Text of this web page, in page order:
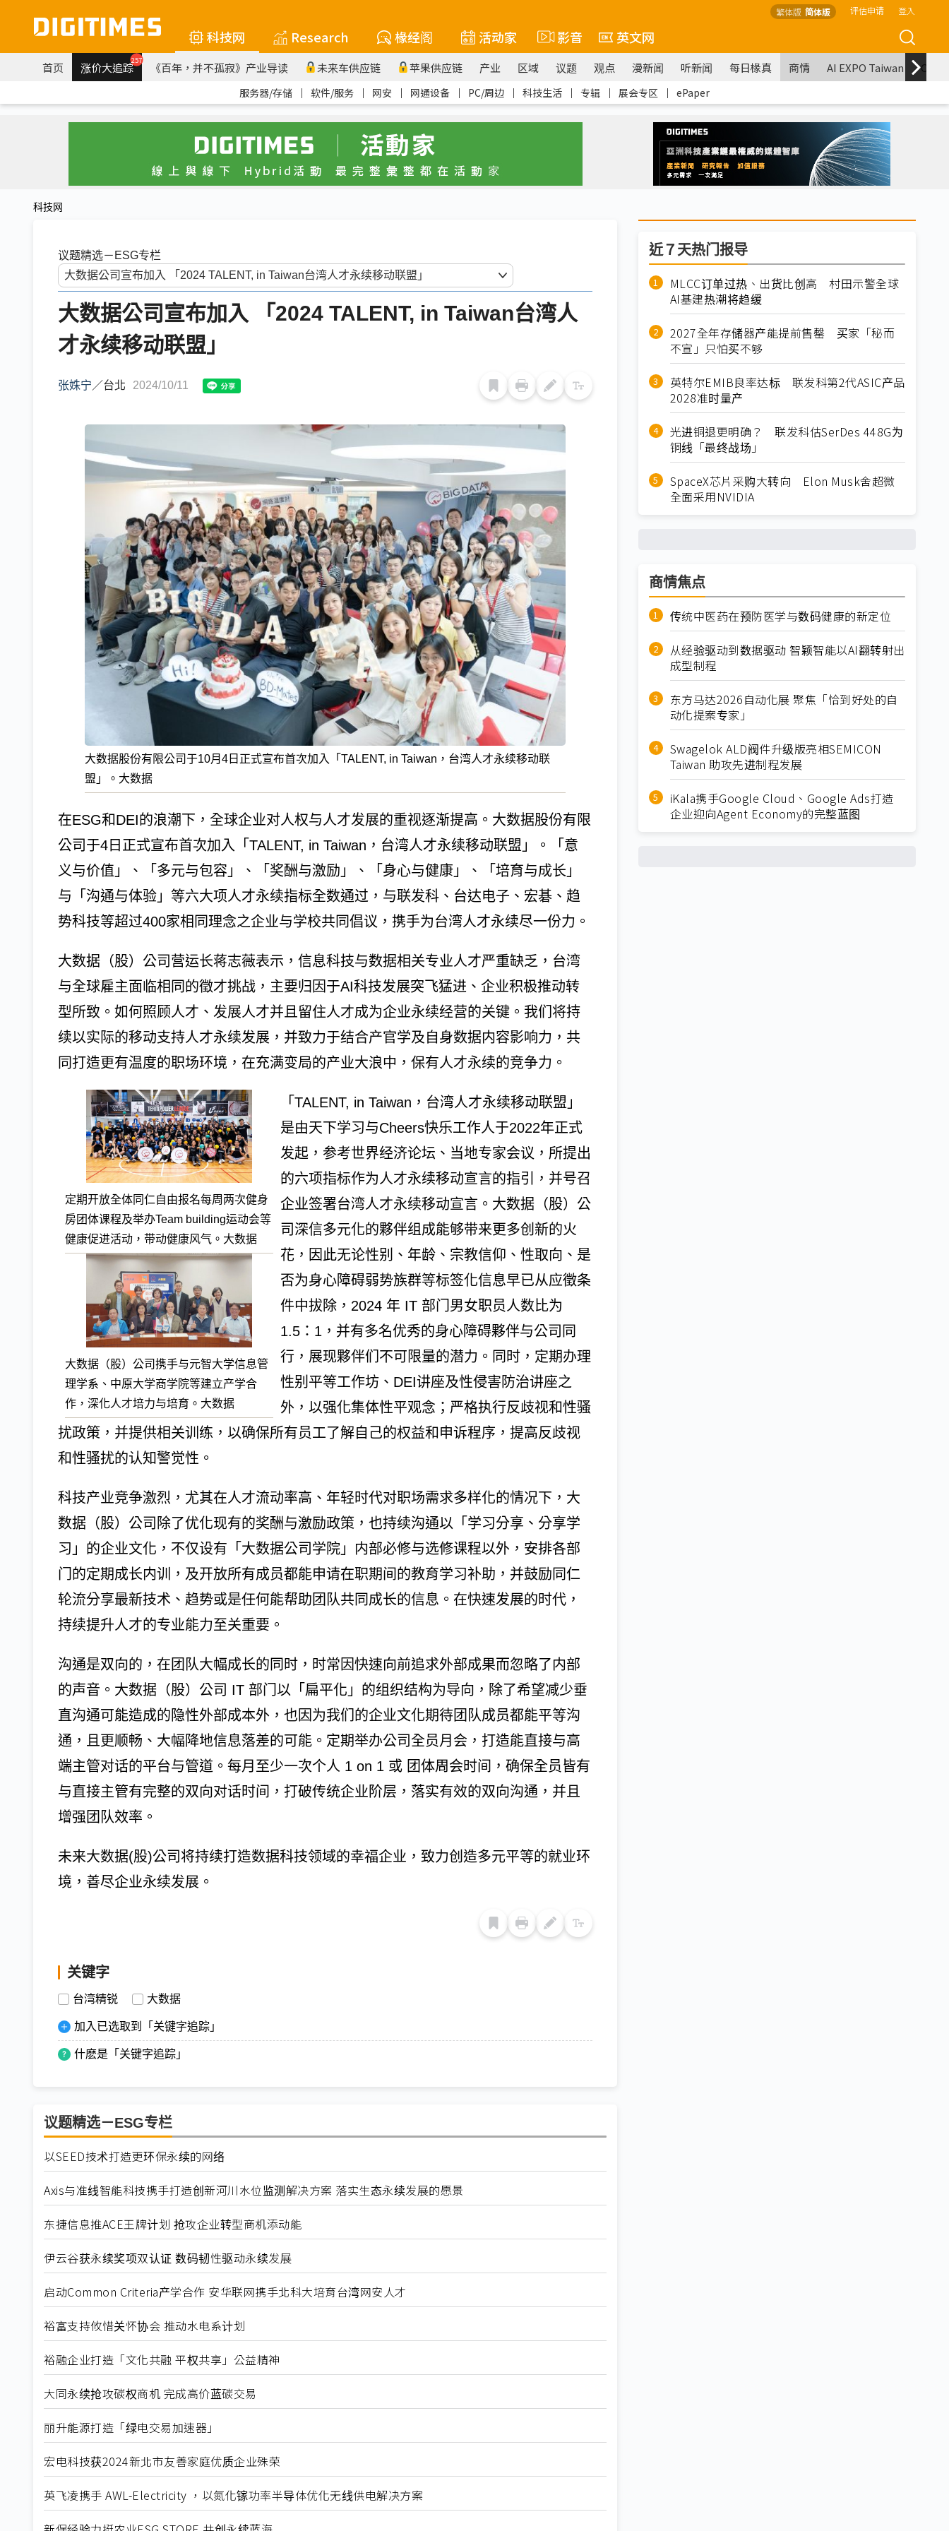
繁体版 简体版 评估申请 登入
科技网 Research 椽经阁 活动家 影音 英文网
首页 涨价大追踪257 《百年，并不孤寂》产业导读 未来车供应链 苹果供应链 产业 区域 议题 观点 漫新闻 听新闻 每日椽真 商情 AI EXPO Taiwan
服务器/存储 ｜ 软件/服务 ｜ 网安 ｜ 网通设备 ｜ PC/周边 ｜ 科技生活 ｜ 专辑 ｜ 展会专区 ｜ ePaper
科技网
议题精选－ESG专栏
大数据公司宣布加入 「2024 TALENT, in Taiwan台湾人
才永续移动联盟」
张姝宁 ／台北 2024/10/11
大数据股份有限公司于10月4日正式宣布首次加入「TALENT, in Taiwan，台湾人才永续移动联
盟」。大数据
在ESG和DEI的浪潮下，全球企业对人权与人才发展的重视逐渐提高。大数据股份有限
公司于4日正式宣布首次加入「TALENT, in Taiwan，台湾人才永续移动联盟」。「意
义与价值」、「多元与包容」、「奖酬与激励」、「身心与健康」、「培育与成长」
与「沟通与体验」等六大项人才永续指标全数通过，与联发科、台达电子、宏碁、趋
势科技等超过400家相同理念之企业与学校共同倡议，携手为台湾人才永续尽一份力。
大数据（股）公司营运长蒋志薇表示，信息科技与数据相关专业人才严重缺乏，台湾
与全球雇主面临相同的徵才挑战，主要归因于AI科技发展突飞猛进、企业积极推动转
型所致。如何照顾人才、发展人才并且留住人才成为企业永续经营的关键。我们将持
续以实际的移动支持人才永续发展，并致力于结合产官学及自身数据内容影响力，共
同打造更有温度的职场环境，在充满变局的产业大浪中，保有人才永续的竞争力。
定期开放全体同仁自由报名每周两次健身
房团体课程及举办Team building运动会等
健康促进活动，带动健康风气。大数据
大数据（股）公司携手与元智大学信息管
理学系、中原大学商学院等建立产学合
作，深化人才培力与培育。大数据
「TALENT, in Taiwan，台湾人才永续移动联盟」
是由天下学习与Cheers快乐工作人于2022年正式
发起，参考世界经济论坛、当地专家会议，所提出
的六项指标作为人才永续移动宣言的指引，并号召
企业签署台湾人才永续移动宣言。大数据（股）公
司深信多元化的夥伴组成能够带来更多创新的火
花，因此无论性别、年龄、宗教信仰、性取向、是
否为身心障碍弱势族群等标签化信息早已从应徵条
件中拔除，2024 年 IT 部门男女职员人数比为
1.5：1，并有多名优秀的身心障碍夥伴与公司同
行，展现夥伴们不可限量的潜力。同时，定期办理
性别平等工作坊、DEI讲座及性侵害防治讲座之
外，以强化集体性平观念；严格执行反歧视和性骚
扰政策，并提供相关训练，以确保所有员工了解自己的权益和申诉程序，提高反歧视
和性骚扰的认知警觉性。
科技产业竞争激烈，尤其在人才流动率高、年轻时代对职场需求多样化的情况下，大
数据（股）公司除了优化现有的奖酬与激励政策，也持续沟通以「学习分享、分享学
习」的企业文化，不仅设有「大数据公司学院」内部必修与选修课程以外，安排各部
门的定期成长内训，及开放所有成员都能申请在职期间的教育学习补助，并鼓励同仁
轮流分享最新技术、趋势或是任何能帮助团队共同成长的信息。在快速发展的时代，
持续提升人才的专业能力至关重要。
沟通是双向的，在团队大幅成长的同时，时常因快速向前追求外部成果而忽略了内部
的声音。大数据（股）公司 IT 部门以「扁平化」的组织结构为导向，除了希望减少垂
直沟通可能造成的隐性外部成本外，也因为我们的企业文化期待团队成员都能平等沟
通，且更顺畅、大幅降地信息落差的可能。定期举办公司全员月会，打造能直接与高
端主管对话的平台与管道。每月至少一次个人 1 on 1 或 团体周会时间，确保全员皆有
与直接主管有完整的双向对话时间，打破传统企业阶层，落实有效的双向沟通，并且
增强团队效率。
未来大数据(股)公司将持续打造数据科技领域的幸福企业，致力创造多元平等的就业环
境，善尽企业永续发展。
关键字
台湾精锐 大数据
加入已选取到「关键字追踪」
什麽是「关键字追踪」
议题精选－ESG专栏
以SEED技术打造更环保永续的网络
Axis与准线智能科技携手打造创新河川水位监测解决方案 落实生态永续发展的愿景
东捷信息推ACE王牌计划 抢攻企业转型商机添动能
伊云谷获永续奖项双认证 数码韧性驱动永续发展
启动Common Criteria产学合作 安华联网携手北科大培育台湾网安人才
裕富支持攸惜关怀协会 推动水电系计划
裕融企业打造「文化共融 平权共享」公益精神
大同永续抢攻碳权商机 完成高价蓝碳交易
丽升能源打造「绿电交易加速器」
宏电科技获2024新北市友善家庭优质企业殊荣
英飞凌携手 AWL-Electricity ，以氮化镓功率半导体优化无线供电解决方案
近７天热门报导
MLCC订单过热、出货比创高 村田示警全球
AI基建热潮将趋缓
2027全年存储器产能提前售罄 买家「秘而
不宣」只怕买不够
英特尔EMIB良率达标 联发科第2代ASIC产品
2028准时量产
光进铜退更明确？ 联发科估SerDes 448G为
铜线「最终战场」
SpaceX芯片采购大转向 Elon Musk舍超微
全面采用NVIDIA
商情焦点
传统中医药在预防医学与数码健康的新定位
从经验驱动到数据驱动 智颖智能以AI翻转射出
成型制程
东方马达2026自动化展 聚焦「恰到好处的自
动化提案专家」
Swagelok ALD阀件升级版亮相SEMICON
Taiwan 助攻先进制程发展
iKala携手Google Cloud、Google Ads打造
企业迎向Agent Economy的完整蓝图